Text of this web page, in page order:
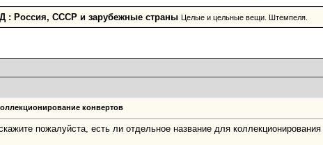
: Россия, СССР и зарубежные страны Целые и цельные вещи. Штемпеля.
конвертов
пожалуйста, есть ли отдельное название для